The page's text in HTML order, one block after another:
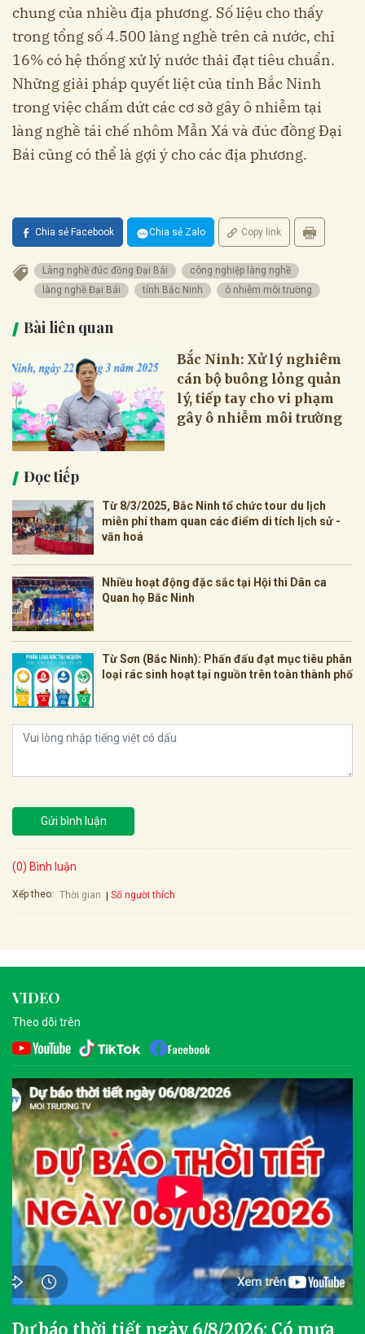
chung của nhiều địa phương. Số liệu cho thấy
trong tổng số 4.500 làng nghề trên cả nước, chỉ
16% có hệ thống xử lý nước thải đạt tiêu chuẩn.
Những giải pháp quyết liệt của tỉnh Bắc Ninh
trong việc chấm dứt các cơ sở gây ô nhiễm tại
làng nghề tái chế nhôm Mẫn Xá và đúc đồng Đại
Bái cũng có thể là gợi ý cho các địa phương.
Chia sẻ Facebook Chia sẻ Zalo Copy link
Làng nghề đúc đồng Đại Bái
công nghiệp làng nghề
làng nghề Đại Bái
tỉnh Bắc Ninh ô nhiễm môi trường
Bài liên quan
Bắc Ninh: Xử lý nghiêm
cán bộ buông lỏng quản
lý, tiếp tay cho vi phạm
gây ô nhiễm môi trường
Đọc tiếp
Từ 8/3/2025, Bắc Ninh tổ chức tour du lịch
miễn phí tham quan các điểm di tích lịch sử -
văn hoá
Nhiều hoạt động đặc sắc tại Hội thi Dân ca
Quan họ Bắc Ninh
Từ Sơn (Bắc Ninh): Phấn đấu đạt mục tiêu phân
loại rác sinh hoạt tại nguồn trên toàn thành phố
Gửi bình luận
(0) Bình luận
Xếp theo: Thời gian Số người thích
VIDEO
Theo dõi trên
Dự báo thời tiết ngày 6/8/2026: Có mưa